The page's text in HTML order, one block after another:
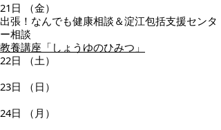
21日
（金）
出張！なんでも健康相談＆淀江包括支援センタ
ー相談
教養講座「しょうゆのひみつ」
22日
（土）
23日
（日）
24日
（月）